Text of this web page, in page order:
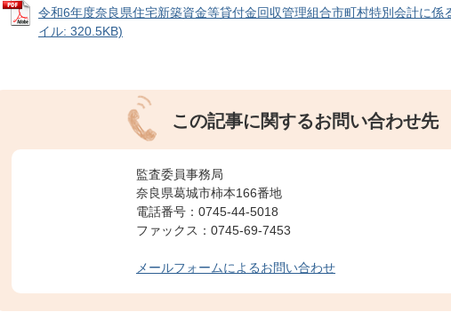
令和6年度奈良県住宅新築資金等貸付金回収管理組合市町村特別会計に係
イル: 320.5KB)
この記事に関するお問い合わせ先
監査委員事務局
奈良県葛城市柿本166番地
電話番号：0745-44-5018
ファックス：0745-69-7453
メールフォームによるお問い合わせ